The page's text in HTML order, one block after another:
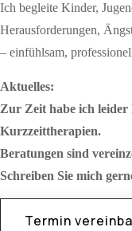
Ich begleite Kinder,
Herausforderungen,
– einfühlsam,
Aktuelles:
Zur Zeit habe ich
Kurzzeittherapien.
Beratungen sind
Schreiben Sie mich
Termin